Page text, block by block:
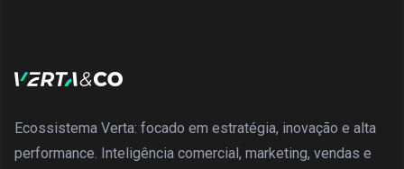
Ecossistema Verta: focado em estratégia, inovação e alta
performance. Inteligência comercial, marketing, vendas e